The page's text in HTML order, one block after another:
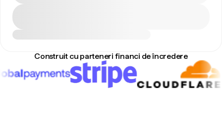
Construit cu parteneri financi de încredere